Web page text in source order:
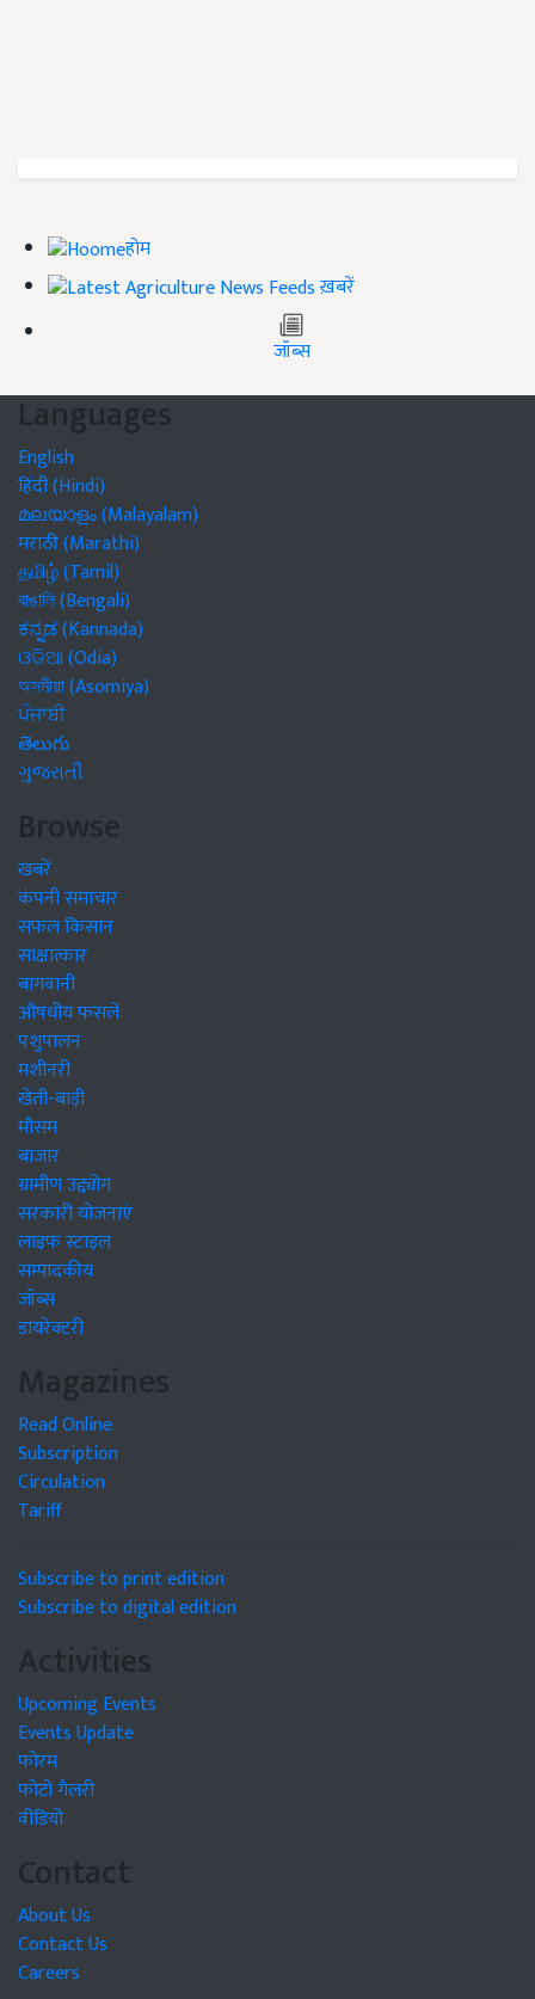
होम
ख़बरें
जॉब्स
Languages
English
हिंदी (Hindi)
മലയാളം (Malayalam)
मराठी (Marathi)
தமிழ் (Tamil)
বাঙালি (Bengali)
ಕನ್ನಡ (Kannada)
ଓଡିଆ (Odia)
অসমীয়া (Asomiya)
ਪੰਜਾਬੀ
తెలుగు
ગુજરાતી
Browse
खबरें
कंपनी समाचार
सफल किसान
साक्षात्कार
बागवानी
औषधीय फसलें
पशुपालन
मशीनरी
खेती-बाड़ी
मौसम
बाजार
ग्रामीण उद्द्योग
सरकारी योजनाएं
लाइफ स्टाइल
सम्पादकीय
जॉब्स
डायरेक्टरी
Magazines
Read Online
Subscription
Circulation
Tariff
Subscribe to print edition
Subscribe to digital edition
Activities
Upcoming Events
Events Update
फोरम
फोटो गैलरी
वीडियो
Contact
About Us
Contact Us
Careers